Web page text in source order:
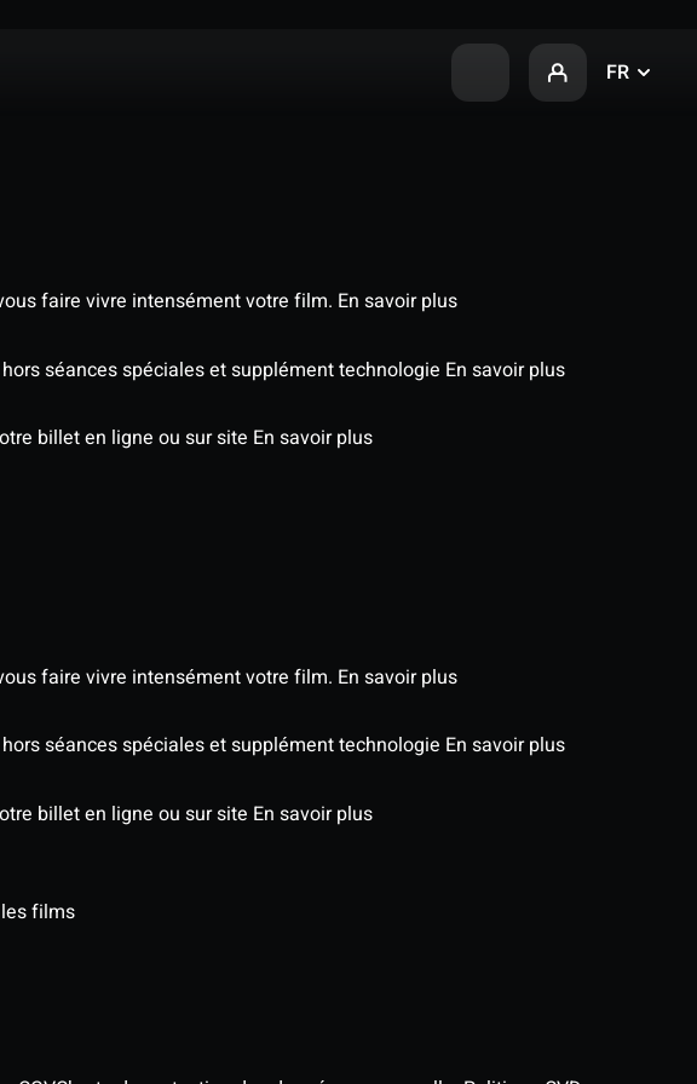
FR
faire vivre intensément votre film. En savoir plus
séances spéciales et supplément technologie En savoir plus
billet en ligne ou sur site En savoir plus
faire vivre intensément votre film. En savoir plus
séances spéciales et supplément technologie En savoir plus
billet en ligne ou sur site En savoir plus
films